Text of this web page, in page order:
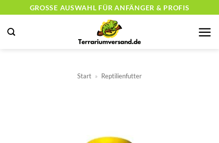
springen
GROSSE AUSWAHL FÜR ANFÄNGER & PROFIS
Start » Reptilienfutter